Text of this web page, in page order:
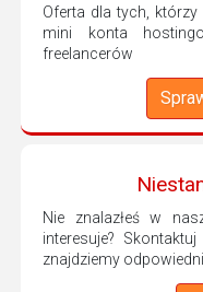
Oferta dla tych,
mini konta
freelancerów
Nie znalazłeś w
interesuje?
znajdziemy